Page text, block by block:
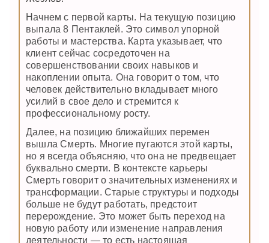
Начнем с первой карты. На текущую позицию
выпала 8 Пентаклей. Это символ упорной
работы и мастерства. Карта указывает, что
клиент сейчас сосредоточен на
совершенствовании своих навыков и
накоплении опыта. Она говорит о том, что
человек действительно вкладывает много
усилий в свое дело и стремится к
профессиональному росту.
Далее, на позицию ближайших перемен
вышла Смерть. Многие пугаются этой карты,
но я всегда объясняю, что она не предвещает
буквально смерти. В контексте карьеры
Смерть говорит о значительных изменениях и
трансформации. Старые структуры и подходы
больше не будут работать, предстоит
перерождение. Это может быть переход на
новую работу или изменение направления
деятельности — то есть настоящая